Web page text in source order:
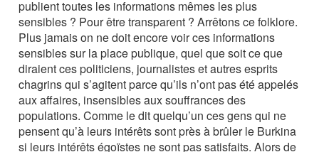
publient toutes les informations mêmes les plus
sensibles ? Pour être transparent ? Arrêtons ce folklore.
Plus jamais on ne doit encore voir ces informations
sensibles sur la place publique, quel que soit ce que
diraient ces politiciens, journalistes et autres esprits
chagrins qui s’agitent parce qu’ils n’ont pas été appelés
aux affaires, insensibles aux souffrances des
populations. Comme le dit quelqu’un ces gens qui ne
pensent qu’à leurs intérêts sont près à brûler le Burkina
si leurs intérêts égoïstes ne sont pas satisfaits. Alors de